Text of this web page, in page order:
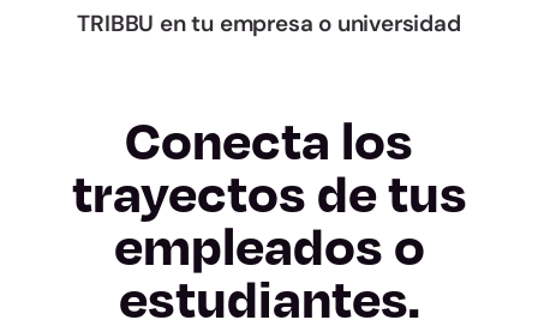
Bizkaia
La Rioja
Ceuta
Melilla
Almería
TRIBBU en tu empresa o universidad
Conecta los
trayectos de tus
empleados o
estudiantes.